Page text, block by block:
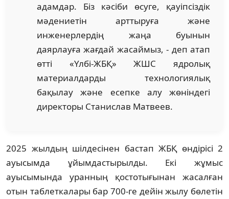
адамдар. Біз кәсіби өсуге, қауіпсіздік
мәдениетін арттыруға және
инженерлердің жаңа буынын
даярлауға жағдай жасаймыз, - деп атап
өтті «Үлбі-ЖБҚ» ЖШС ядролық
материалдарды технологиялық
бақылау және есепке алу жөніндегі
директоры Станислав Матвеев.
2025 жылдың шілдесінен бастап ЖБҚ өндірісі 2
ауысымда ұйымдастырылды. Екі жұмыс
ауысымында уранның қостотығынан жасалған
отын таблеткалары бар 700-ге дейін жылу бөлетін